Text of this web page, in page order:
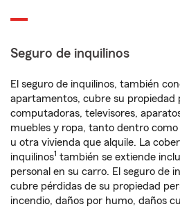
Seguro de inquilinos
El seguro de inquilinos, también
apartamentos, cubre su propiedad
computadoras, televisores,
muebles y ropa, tanto dentro
u otra vivienda que alquile. La
inquilinos1 también se extiende
personal en su carro. El seguro de
cubre pérdidas de su propiedad
incendio, daños por humo, daños